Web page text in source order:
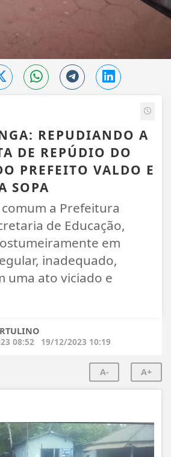
REPUDIANDO A
DE REPÚDIO DO
PREFEITO VALDO E
SOPA
a Prefeitura
de Educação,
em
inadequado,
uma ato viciado e
08:52
19/12/2023 10:19
A- A+